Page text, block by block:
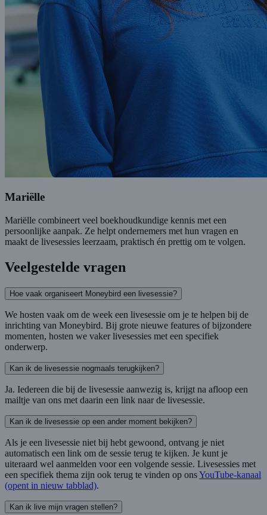
Mariëlle
Mariëlle combineert veel boekhoudkundige kennis met een
persoonlijke aanpak. Ze helpt ondernemers met hun vragen en
maakt de livesessies leerzaam, praktisch én prettig om te volgen.
Veelgestelde vragen
Hoe vaak organiseert Moneybird een livesessie?
We hosten vaak om de week een livesessie om je te helpen bij de
inrichting van Moneybird. Bij grote nieuwe features of bijzondere
momenten, hosten we vaker livesessies met een specifiek
onderwerp.
Kan ik de livesessie nogmaals terugkijken?
Ja. Iedereen die bij de livesessie aanwezig is, krijgt na afloop een
mailtje van ons met daarin een link naar de livesessie.
Kan ik de livesessie op een ander moment bekijken?
Als je een livesessie niet bij hebt gewoond, ontvang je niet
automatisch een link om de sessie terug te kijken. Je kunt je
uiteraard wel aanmelden voor een volgende sessie. Livesessies met
een specifiek thema zijn ook terug te vinden op onsYouTube-kanaal
(opent in nieuw tabblad).
Kan ik live mijn vragen stellen?